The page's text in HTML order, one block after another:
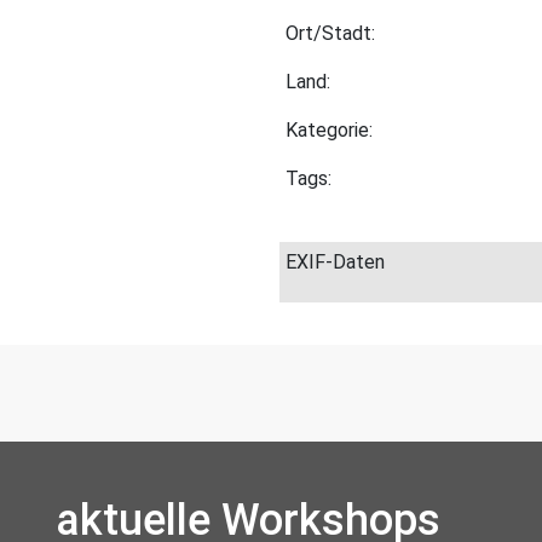
Ort/Stadt:
Land:
Kategorie:
Tags:
EXIF-Daten
aktuelle Workshops